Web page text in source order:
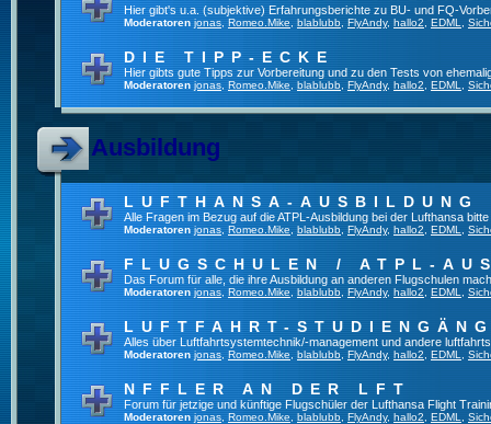
Hier gibt's u.a. (subjektive) Erfahrungsberichte zu BU- und FQ-
Moderatoren jonas Romeo.Mike blablubb FlyAndy, hallo2 EDML
DIE TIPP-ECKE
Hier gibts gute Tipps zur Vorbereitung und zu den Tests von
Moderatoren jonas Romeo.Mike blablubb FlyAndy, hallo2 EDML
Ausbildung
LUFTHANSA-AUSBILDUNG
Alle Fragen im Bezug auf die ATPL-Ausbildung bei der Lufthansa
Moderatoren jonas Romeo.Mike blablubb FlyAndy, hallo2 EDML
FLUGSCHULEN / ATPL-
Das Forum für alle, die ihre Ausbildung an anderen Flugschulen
Moderatoren jonas Romeo.Mike blablubb FlyAndy, hallo2 EDML
LUFTFAHRT-
Alles über Luftfahrtsystemtechnik/-management und andere
Moderatoren jonas Romeo.Mike blablubb FlyAndy, hallo2 EDML
NFFLER AN DER LFT
Forum für jetzige und künftige Flugschüler der Lufthansa Flight
Moderatoren jonas Romeo.Mike blablubb FlyAndy, hallo2 EDML